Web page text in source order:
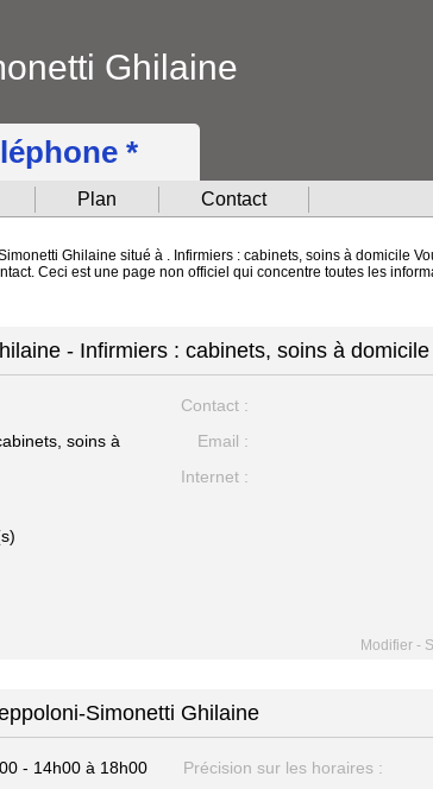
Ghilaine
*
Plan Contact
Ghilaine situé à . Infirmiers : cabinets, soins à domicile
Ceci est une page non officiel qui concentre toutes les
- Infirmiers : cabinets, soins à
soins à
Contact :
Email :
Internet :
Modifier -
Simonetti Ghilaine
- 14h00 à 18h00
Précision sur les horaires :